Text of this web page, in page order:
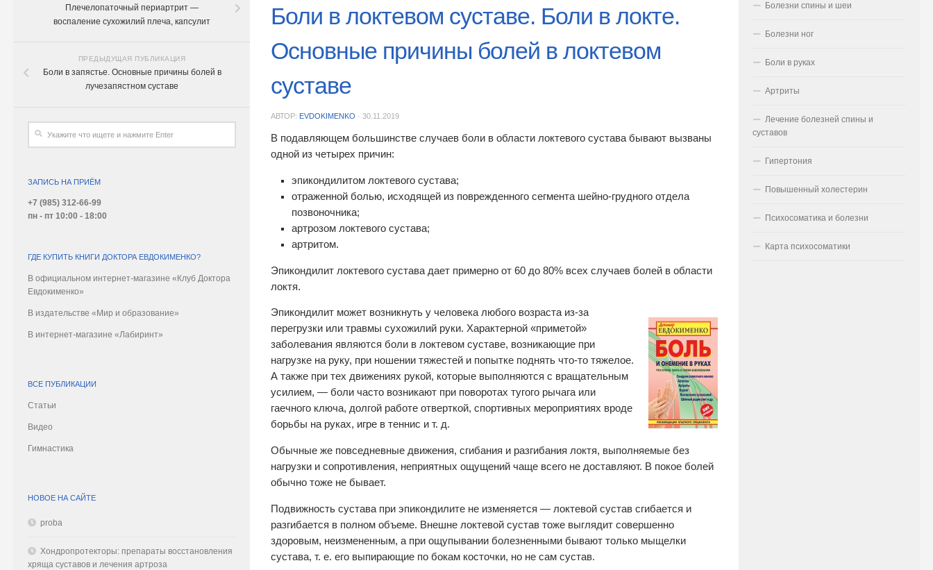
Боли в локтевом суставе. Боли в локте.
Основные причины болей в локтевом
суставе
АВТОР: EVDOKIMENKO · 30.11.2019
В подавляющем большинстве случаев боли в области локтевого сустава бывают вызваны
одной из четырех причин:
эпикондилитом локтевого сустава;
отраженной болью, исходящей из поврежденного сегмента шейно-грудного отдела
позвоночника;
артрозом локтевого сустава;
артритом.
Эпикондилит локтевого сустава дает примерно от 60 до 80% всех случаев болей в области
локтя.
Эпикондилит может возникнуть у человека любого возраста из-за
перегрузки или травмы сухожилий руки. Характерной «приметой»
заболевания являются боли в локтевом суставе, возникающие при
нагрузке на руку, при ношении тяжестей и попытке поднять что-то тяжелое.
А также при тех движениях рукой, которые выполняются с вращательным
усилием, — боли часто возникают при поворотах тугого рычага или
гаечного ключа, долгой работе отверткой, спортивных мероприятиях вроде
борьбы на руках, игре в теннис и т. д.
Обычные же повседневные движения, сгибания и разгибания локтя, выполняемые без
нагрузки и сопротивления, неприятных ощущений чаще всего не доставляют. В покое болей
обычно тоже не бывает.
Подвижность сустава при эпикондилите не изменяется — локтевой сустав сгибается и
разгибается в полном объеме. Внешне локтевой сустав тоже выглядит совершенно
здоровым, неизмененным, а при ощупывании болезненными бывают только мыщелки
сустава, т. е. его выпирающие по бокам косточки, но не сам сустав.
Плечелопаточный периартрит —
воспаление сухожилий плеча, капсулит
ПРЕДЫДУЩАЯ ПУБЛИКАЦИЯ
Боли в запястье. Основные причины болей в
лучезапястном суставе
ЗАПИСЬ НА ПРИЁМ
+7 (985) 312-66-99
пн - пт 10:00 - 18:00
ГДЕ КУПИТЬ КНИГИ ДОКТОРА ЕВДОКИМЕНКО?
В официальном интернет-магазине «Клуб Доктора
Евдокименко»
В издательстве «Мир и образование»
В интернет-магазине «Лабиринт»
ВСЕ ПУБЛИКАЦИИ
Статьи
Видео
Гимнастика
НОВОЕ НА САЙТЕ
proba
Хондропротекторы: препараты восстановления
хряща суставов и лечения артроза
Болезни спины и шеи
Болезни ног
Боли в руках
Артриты
Лечение болезней спины и
суставов
Гипертония
Повышенный холестерин
Психосоматика и болезни
Карта психосоматики